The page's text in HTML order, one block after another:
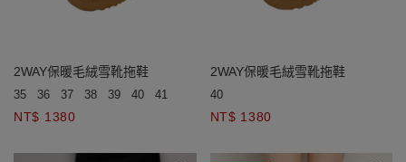
2WAY保暖毛絨雪靴拖鞋
35 36 37 38 39 40 41 43
NT$ 1380
2WAY保暖毛絨雪靴拖鞋
40
NT$ 1380